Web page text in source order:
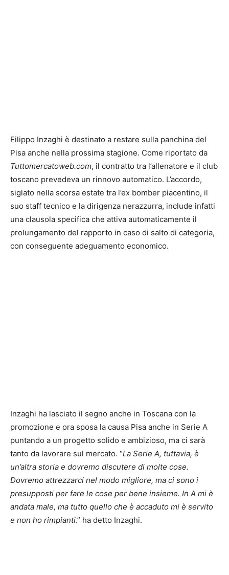
Filippo Inzaghi è destinato a restare sulla panchina del
Pisa anche nella prossima stagione. Come riportato da
Tuttomercatoweb.com, il contratto tra l’allenatore e il club
toscano prevedeva un rinnovo automatico. L’accordo,
siglato nella scorsa estate tra l’ex bomber piacentino, il
suo staff tecnico e la dirigenza nerazzurra, include infatti
una clausola specifica che attiva automaticamente il
prolungamento del rapporto in caso di salto di categoria,
con conseguente adeguamento economico.
Inzaghi ha lasciato il segno anche in Toscana con la
promozione e ora sposa la causa Pisa anche in Serie A
puntando a un progetto solido e ambizioso, ma ci sarà
tanto da lavorare sul mercato. “La Serie A, tuttavia, è
un’altra storia e dovremo discutere di molte cose.
Dovremo attrezzarci nel modo migliore, ma ci sono i
presupposti per fare le cose per bene insieme. In A mi è
andata male, ma tutto quello che è accaduto mi è servito
e non ho rimpianti.” ha detto Inzaghi.